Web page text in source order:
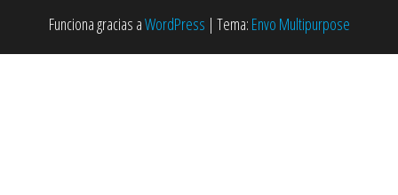
Funciona gracias aWordPress | Tema: Envo Multipurpose